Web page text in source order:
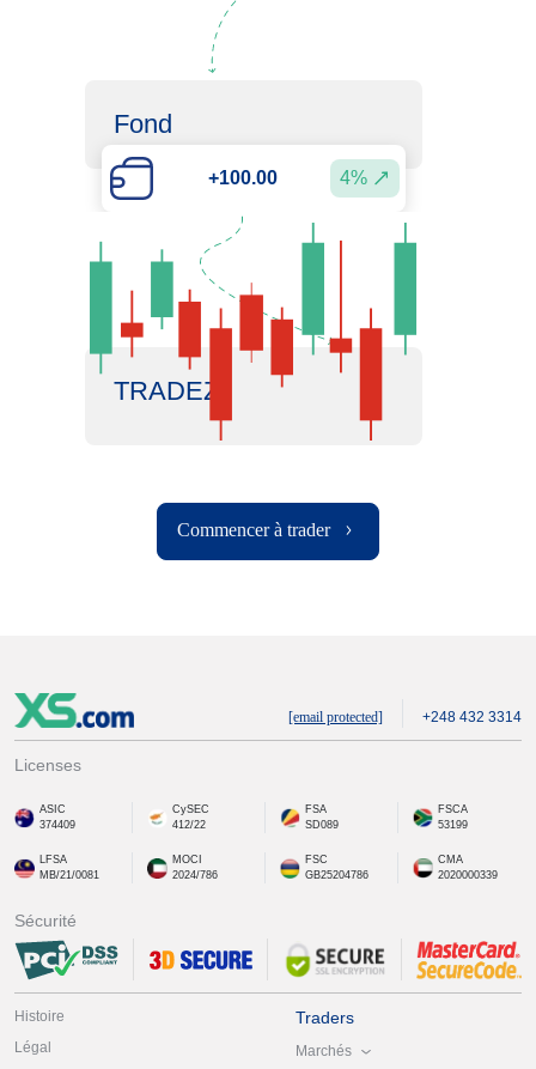
Fond
+100.00 4%
TRADEZ
Commencer à trader
[email protected] +248 432 3314
Licenses
ASIC
374409
CySEC
412/22
FSA
SD089
FSCA
53199
LFSA
MB/21/0081
MOCI
2024/786
FSC
GB25204786
CMA
2020000339
Sécurité
Histoire
Légal
Traders
Marchés